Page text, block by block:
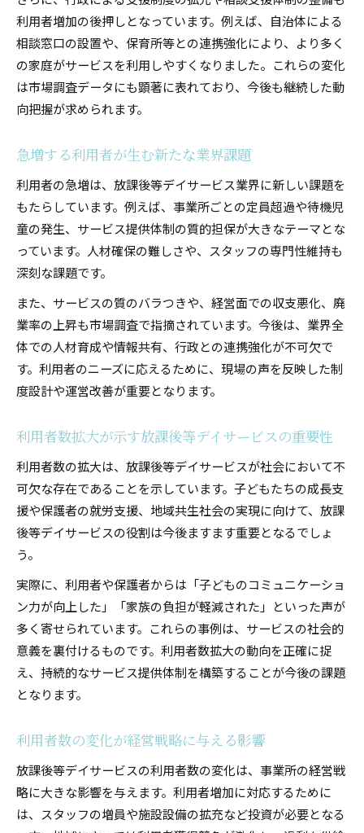
利用者増加の後押しとなっています。例えば、自治体による
相談窓口の設置や、保育所等との連携強化により、より多く
の家庭がサービスを利用しやすくなりました。これらの変化
は市場調査データにも顕著に表れており、今後も継続した動
向把握が求められます。
急増する利用者が生む新たな業界課題
利用者の急増は、放課後等デイサービス業界に新しい課題を
もたらしています。例えば、事業所ごとの定員超過や待機児
童の発生、サービス提供体制の質的担保が大きなテーマとな
っています。人材確保の難しさや、スタッフの専門性維持も
深刻な課題です。
また、サービスの質のバラつきや、経営面での収支悪化、廃
業率の上昇も市場調査で指摘されています。今後は、業界全
体での人材育成や情報共有、行政との連携強化が不可欠で
す。利用者のニーズに応えるために、現場の声を反映した制
度設計や運営改善が重要となります。
利用者数拡大が示す放課後等デイサービスの重要性
利用者数の拡大は、放課後等デイサービスが社会において不
可欠な存在であることを示しています。子どもたちの成長支
援や保護者の就労支援、地域共生社会の実現に向けて、放課
後等デイサービスの役割は今後ますます重要となるでしょ
う。
実際に、利用者や保護者からは「子どものコミュニケーショ
ン力が向上した」「家族の負担が軽減された」といった声が
多く寄せられています。これらの事例は、サービスの社会的
意義を裏付けるものです。利用者数拡大の動向を正確に捉
え、持続的なサービス提供体制を構築することが今後の課題
となります。
利用者数の変化が経営戦略に与える影響
放課後等デイサービスの利用者数の変化は、事業所の経営戦
略に大きな影響を与えます。利用者増加に対応するために
は、スタッフの増員や施設設備の拡充など投資が必要となる